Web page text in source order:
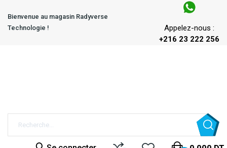
Bienvenue au magasin Radyverse
Technologie !
Appelez-nous :
+216 23 222 256